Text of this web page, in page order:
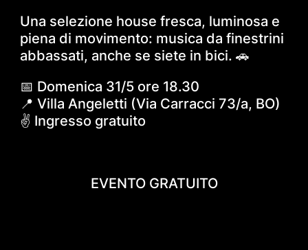
Una selezione house fresca, luminosa e
piena di movimento: musica da finestrini
abbassati, anche se siete in bici. 🚗
📅 Domenica 31/5 ore 18.30
📍 Villa Angeletti (Via Carracci 73/a, BO)
✌️ Ingresso gratuito
EVENTO GRATUITO